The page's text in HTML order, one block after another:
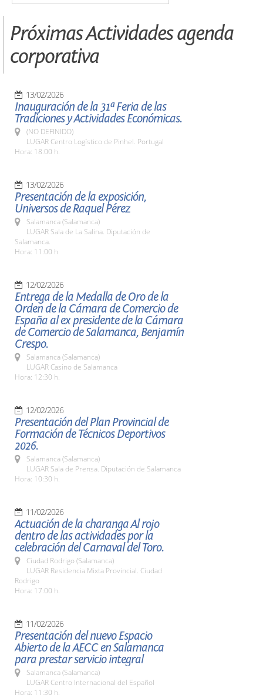
Próximas Actividades agenda
corporativa
13/02/2026
Inauguración de la 31ª Feria de las
Tradiciones y Actividades Económicas.
(NO DEFINIDO)
LUGAR Centro Logístico de Pinhel. Portugal
Hora: 18:00 h.
13/02/2026
Presentación de la exposición,
Universos de Raquel Pérez
Salamanca (Salamanca)
LUGAR Sala de La Salina. Diputación de
Salamanca.
Hora: 11:00 h
12/02/2026
Entrega de la Medalla de Oro de la
Orden de la Cámara de Comercio de
España al ex presidente de la Cámara
de Comercio de Salamanca, Benjamín
Crespo.
Salamanca (Salamanca)
LUGAR Casino de Salamanca
Hora: 12:30 h.
12/02/2026
Presentación del Plan Provincial de
Formación de Técnicos Deportivos
2026.
Salamanca (Salamanca)
LUGAR Sala de Prensa. Diputación de Salamanca
Hora: 10:30 h.
11/02/2026
Actuación de la charanga Al rojo
dentro de las actividades por la
celebración del Carnaval del Toro.
Ciudad Rodrigo (Salamanca)
LUGAR Residencia Mixta Provincial. Ciudad
Rodrigo
Hora: 17:00 h.
11/02/2026
Presentación del nuevo Espacio
Abierto de la AECC en Salamanca
para prestar servicio integral
Salamanca (Salamanca)
LUGAR Centro Internacional del Español
Hora: 11:30 h.